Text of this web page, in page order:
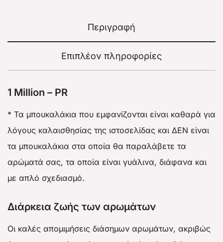
Περιγραφή
Επιπλέον πληροφορίες
1 Million – PR
* Τα μπουκαλάκια που εμφανίζονται είναι καθαρά για
λόγους καλαισθησίας της ιστοσελίδας και ΔΕΝ είναι
τα μπουκαλάκια στα οποία θα παραλάβετε τα
αρώματά σας, τα οποία είναι γυάλινα, διάφανα και
με απλό σχεδιασμό.
Διάρκεια ζωής των αρωμάτων
Οι καλές απομιμήσεις διάσημων αρωμάτων, ακριβώς